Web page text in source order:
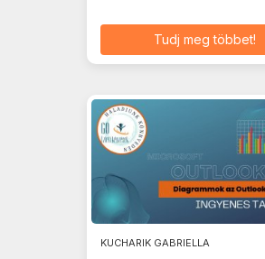
Tudj meg többet!
KUCHARIK GABRIELLA